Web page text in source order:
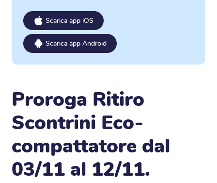
Scarica app iOS
Scarica app Android
Proroga Ritiro
Scontrini Eco-
compattatore dal
03/11 al 12/11.